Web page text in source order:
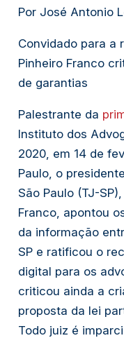
Por José Antonio
Convidado para a
Pinheiro Franco
de garantias
Palestrante da
Instituto dos
2020, em 14 de
Paulo, o
São Paulo (TJ-
Franco, apontou
da informação
SP e ratificou o
digital para os
criticou ainda a
proposta da lei
Todo juiz é